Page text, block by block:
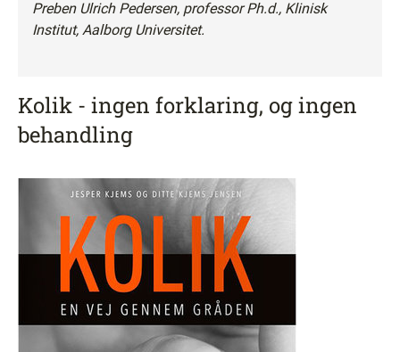
Preben Ulrich Pedersen, professor Ph.d., Klinisk
Institut, Aalborg Universitet.
Kolik - ingen forklaring, og ingen
behandling